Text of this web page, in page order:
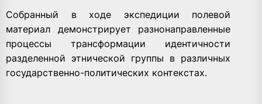
Собранный в ходе экспедиции полевой
материал демонстрирует разнонаправленные
процессы трансформации идентичности
разделенной этнической группы в различных
государственно-политических контекстах.